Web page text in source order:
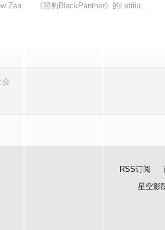
Zealand drama series “The Broke
《黑豹BlackPanther》的
RSS订阅
星空影